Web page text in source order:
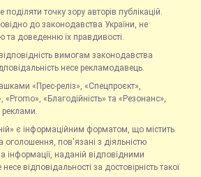
точку зору авторів публікацій.
до законодавства України, не
та доведенню їх правдивості.
відповідність вимогам законодавства
несе рекламодавець.
«Прес-реліз», «Спецпроєкт»,
«Promo», «Благодійність» та «Резонанс»,
реклами.
є інформаційним форматом, що містить
пов'язані з діяльністю
інформації, наданій відповідними
відповідальності за достовірність такої